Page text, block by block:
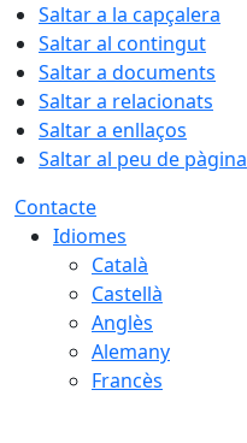
Saltar a la capçalera
Saltar al contingut
Saltar a documents
Saltar a relacionats
Saltar a enllaços
Saltar al peu de pàgina
Contacte
Idiomes
Català
Castellà
Anglès
Alemany
Francès